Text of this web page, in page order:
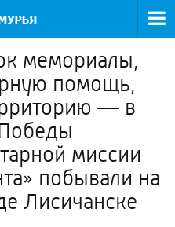
мемориалы,
помощь,
— в
миссии
побывали на
Лисичанске